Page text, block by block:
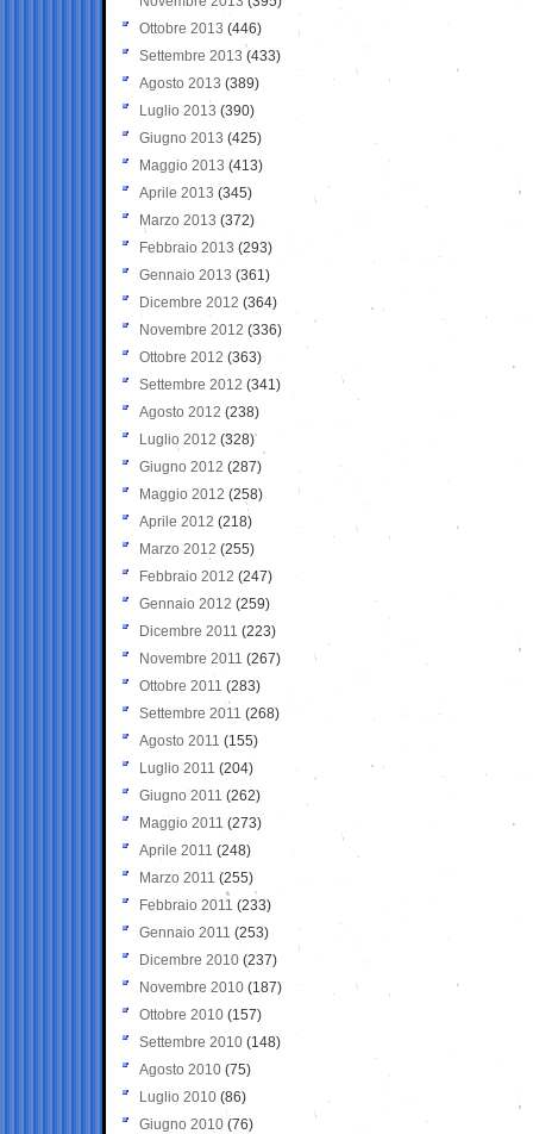
Ottobre 2013 (446)
Settembre 2013 (433)
Agosto 2013 (389)
Luglio 2013 (390)
Giugno 2013 (425)
Maggio 2013 (413)
Aprile 2013 (345)
Marzo 2013 (372)
Febbraio 2013 (293)
Gennaio 2013 (361)
Dicembre 2012 (364)
Novembre 2012 (336)
Ottobre 2012 (363)
Settembre 2012 (341)
Agosto 2012 (238)
Luglio 2012 (328)
Giugno 2012 (287)
Maggio 2012 (258)
Aprile 2012 (218)
Marzo 2012 (255)
Febbraio 2012 (247)
Gennaio 2012 (259)
Dicembre 2011 (223)
Novembre 2011 (267)
Ottobre 2011 (283)
Settembre 2011 (268)
Agosto 2011 (155)
Luglio 2011 (204)
Giugno 2011 (262)
Maggio 2011 (273)
Aprile 2011 (248)
Marzo 2011 (255)
Febbraio 2011 (233)
Gennaio 2011 (253)
Dicembre 2010 (237)
Novembre 2010 (187)
Ottobre 2010 (157)
Settembre 2010 (148)
Agosto 2010 (75)
Luglio 2010 (86)
Giugno 2010 (76)